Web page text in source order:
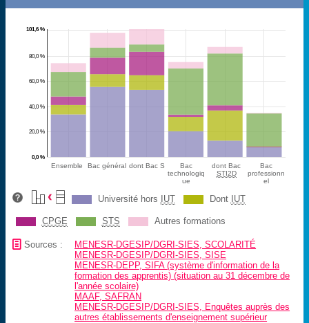
20,0 %
40,0 %
60,0 %
80,0 %
0,0 %
101,6 %
Ensemble Bac général dont Bac S
Bac
technologiq
ue
dont Bac
STI2D
Bac
professionn
el
Université hors IUT Dont IUT
CPGE STS Autres formations
📄 Sources :
MENESR-DGESIP/DGRI-SIES, SCOLARITÉ
MENESR-DGESIP/DGRI-SIES, SISE
MENESR-DEPP, SIFA (système d'information de la
formation des apprentis) (situation au 31 décembre de
l'année scolaire)
MAAF, SAFRAN
MENESR-DGESIP/DGRI-SIES, Enquêtes auprès des
autres établissements d'enseignement supérieur